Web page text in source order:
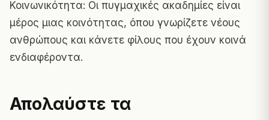
Κοινωνικότητα: Οι πυγμαχικές ακαδημίες είναι
μέρος μιας κοινότητας, όπου γνωρίζετε νέους
ανθρώπους και κάνετε φίλους που έχουν κοινά
ενδιαφέροντα.
Απολαύστε τα